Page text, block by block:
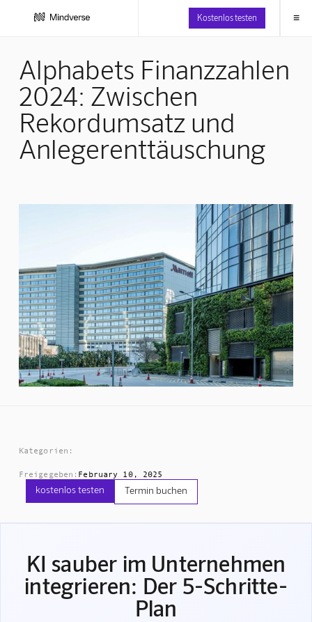
Kostenlos testen ≡
Alphabets Finanzzahlen
2024: Zwischen
Rekordumsatz und
Anlegerenttäuschung
Kategorien:
Freigegeben: February 10, 2025
kostenlos testen Termin buchen
KI sauber im Unternehmen
integrieren: Der 5-Schritte-
Plan